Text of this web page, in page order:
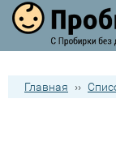
Главная ››